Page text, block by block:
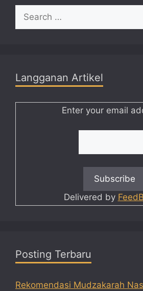
Search
for:
Langganan Artikel
Enter your email
Delivered by
Posting Terbaru
Rekomendasi Mudzakarah